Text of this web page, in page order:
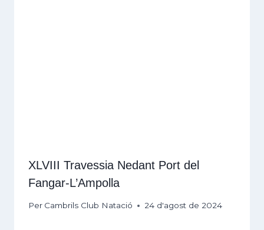
XLVIII Travessia Nedant Port del
Fangar-L’Ampolla
Per Cambrils Club Natació 24 d'agost de 2024